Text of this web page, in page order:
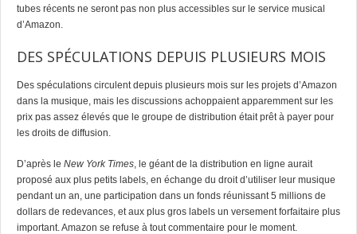
tubes récents ne seront pas non plus accessibles sur le service musical
d’Amazon.
DES SPÉCULATIONS DEPUIS PLUSIEURS MOIS
Des spéculations circulent depuis plusieurs mois sur les projets d’Amazon
dans la musique, mais les discussions achoppaient apparemment sur les
prix pas assez élevés que le groupe de distribution était prêt à payer pour
les droits de diffusion.
D’après le New York Times, le géant de la distribution en ligne aurait
proposé aux plus petits labels, en échange du droit d’utiliser leur musique
pendant un an, une participation dans un fonds réunissant 5 millions de
dollars de redevances, et aux plus gros labels un versement forfaitaire plus
important. Amazon se refuse à tout commentaire pour le moment.